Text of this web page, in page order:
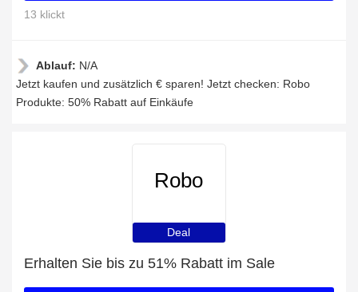
13 klickt
Ablauf: N/A
Jetzt kaufen und zusätzlich € sparen! Jetzt checken: Robo
Produkte: 50% Rabatt auf Einkäufe
Robo
Deal
Erhalten Sie bis zu 51% Rabatt im Sale